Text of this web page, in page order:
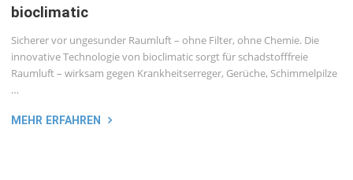
bioclimatic
Sicherer vor ungesunder Raumluft – ohne Filter, ohne Chemie. Die
innovative Technologie von bioclimatic sorgt für schadstofffreie
Raumluft – wirksam gegen Krankheitserreger, Gerüche, Schimmelpilze
…
MEHR ERFAHREN